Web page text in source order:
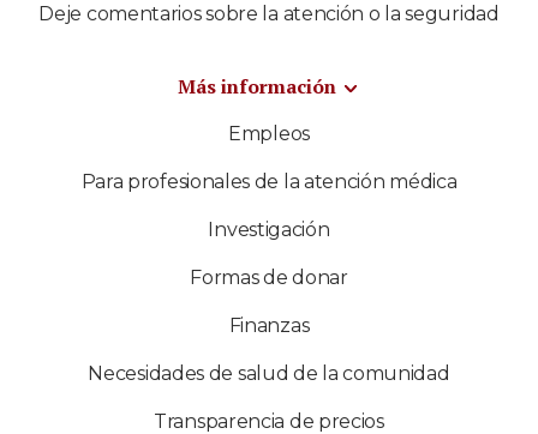
Deje comentarios sobre la atención o la seguridad
Más información
Empleos
Para profesionales de la atención médica
Investigación
Formas de donar
Finanzas
Necesidades de salud de la comunidad
Transparencia de precios